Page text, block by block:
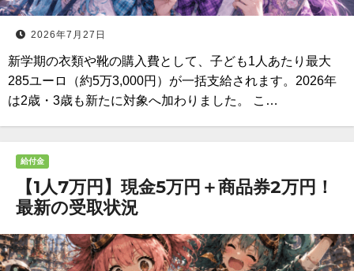
2026年7月27日
新学期の衣類や靴の購入費として、子ども1人あたり最大
285ユーロ（約5万3,000円）が一括支給されます。2026年
は2歳・3歳も新たに対象へ加わりました。 こ…
給付金
【1人7万円】現金5万円＋商品券2万円！
最新の受取状況